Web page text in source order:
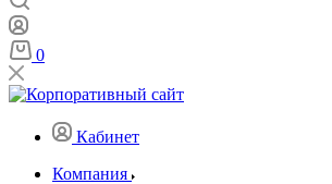
0
Кабинет
Компания